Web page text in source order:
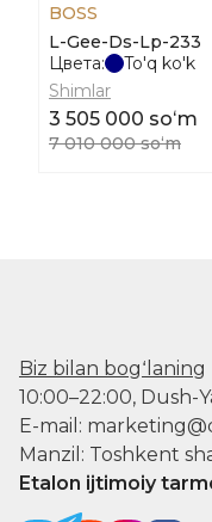
BOSS
L-Gee-Ds-Lp-233
Цвета:
To'q ko'k
Shimlar
3 505 000 soʻm
7 010 000 soʻm
Biz bilan bogʻlaning
10:00–22:00, Dush-
E-mail:
Manzil: Toshkent
Etalon ijtimoiy